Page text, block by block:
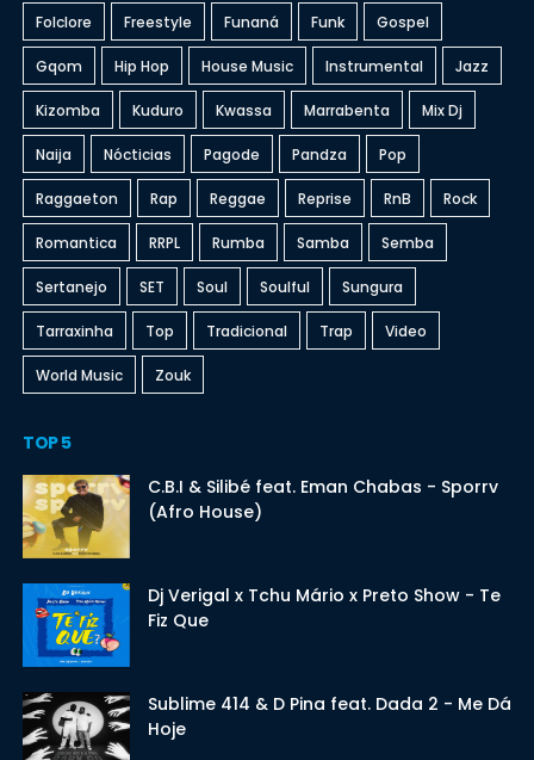
Folclore Freestyle Funaná Funk Gospel
Gqom Hip Hop House Music Instrumental Jazz
Kizomba Kuduro Kwassa Marrabenta Mix Dj
Naija Nócticias Pagode Pandza Pop
Raggaeton Rap Reggae Reprise RnB Rock
Romantica RRPL Rumba Samba Semba
Sertanejo SET Soul Soulful Sungura
Tarraxinha Top Tradicional Trap Video
World Music Zouk
TOP 5
C.B.I & Silibé feat. Eman Chabas - Sporrv
(Afro House)
Dj Verigal x Tchu Mário x Preto Show - Te
Fiz Que
Sublime 414 & D Pina feat. Dada 2 - Me Dá
Hoje